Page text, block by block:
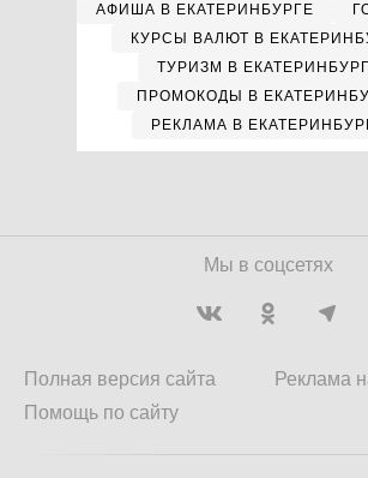
АФИША В ЕКАТЕРИНБУРГЕ
КУРСЫ ВАЛЮТ В
ТУРИЗМ В
ПРОМОКОДЫ В
РЕКЛАМА В
Мы в соцсетях
Полная версия сайта
Помощь по сайту
Реклама